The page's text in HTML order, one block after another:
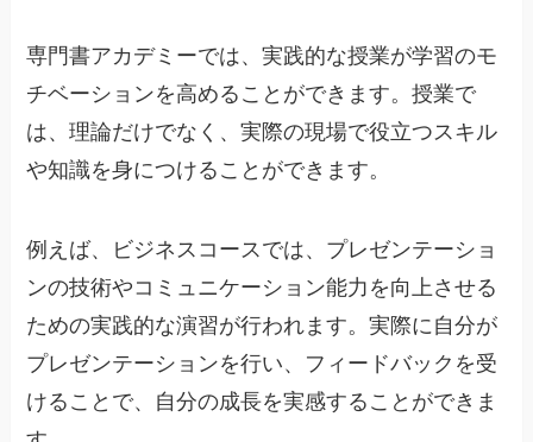
専門書アカデミーでは、実践的な授業が学習のモ
チベーションを高めることができます。授業で
は、理論だけでなく、実際の現場で役立つスキル
や知識を身につけることができます。
例えば、ビジネスコースでは、プレゼンテーショ
ンの技術やコミュニケーション能力を向上させる
ための実践的な演習が行われます。実際に自分が
プレゼンテーションを行い、フィードバックを受
けることで、自分の成長を実感することができま